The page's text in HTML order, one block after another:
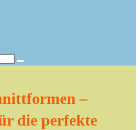
–
die perfekte